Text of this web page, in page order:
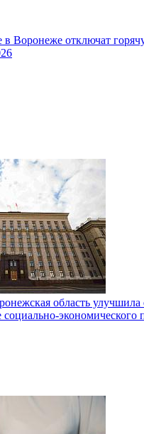
в Воронеже отключат
область улучшила
экономического